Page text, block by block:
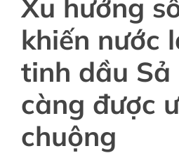
Xu hướng
khiến nước
tinh dầu Sả
càng được
chuộng